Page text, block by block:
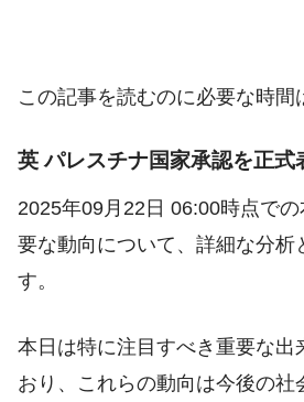
この記事を読むのに必要な時間
英 パレスチナ国家承認を正式
2025年09月22日 06:00時点で
要な動向について、詳細な分析
す。
本日は特に注目すべき重要な出
おり、これらの動向は今後の社